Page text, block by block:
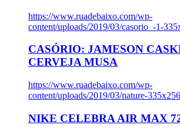
https://www.ruadebaixo.com/wp-
content/uploads/2019/03/casorio_-1-
CASÓRIO: JAMESON
CERVEJA MUSA
https://www.ruadebaixo.com/wp-
content/uploads/2019/03/nature-
NIKE CELEBRA AIR MAX